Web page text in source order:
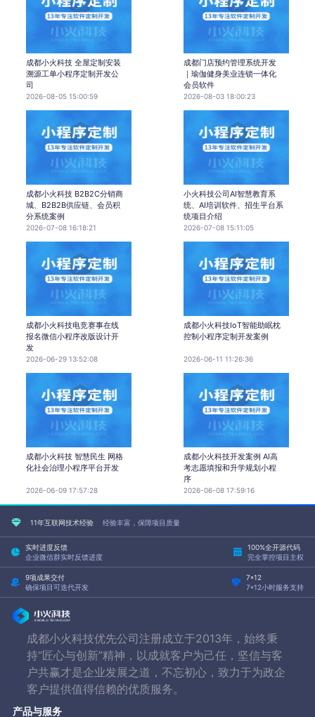
成都小火科技 全屋定制安装
溯源工单小程序定制开发公
司
2026-08-05 15:00:59
成都门店预约管理系统开发
｜瑜伽健身美业连锁一体化
会员软件
2026-08-03 18:00:23
成都小火科技 B2B2C分销商
城、B2B2B供应链、会员积
分系统案例
2026-07-08 16:18:21
小火科技公司AI智慧教育系
统、AI培训软件、招生平台系
统项目介绍
2026-07-08 15:11:05
成都小火科技电竞赛事在线
报名微信小程序改版设计开
发
2026-06-29 13:52:08
成都小火科技IoT智能助眠枕
控制小程序定制开发案例
2026-06-11 11:26:36
成都小火科技 智慧民生 网格
化社会治理小程序平台开发
2026-06-09 17:57:28
成都小火科技开发案例 AI高
考志愿填报和升学规划小程
序
2026-06-08 17:59:16
11年互联网技术经验 经验丰富，保障项目质量
实时进度反馈
企业微信群实时反馈进度
100%全开源代码
完全掌控项目主权
9项成果交付
确保项目可迭代开发
7*12
7*12小时服务支持
成都小火科技优先公司注册成立于2013年，始终秉
持“匠心与创新”精神，以成就客户为己任，坚信与客
户共赢才是企业发展之道，不忘初心，致力于为政企
客户提供值得信赖的优质服务。
产品与服务